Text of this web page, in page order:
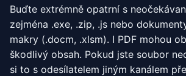
Buďte extrémně opatrní s
zejména .exe, .zip, .js nebo
makry (.docm, .xlsm). I PDF mohou
škodlivý obsah. Pokud jste soubor
si to s odesílatelem jiným kanálem